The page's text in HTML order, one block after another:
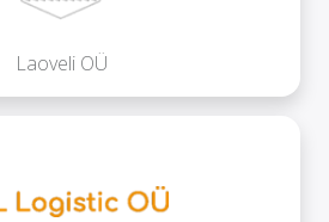
Laoveli OÜ